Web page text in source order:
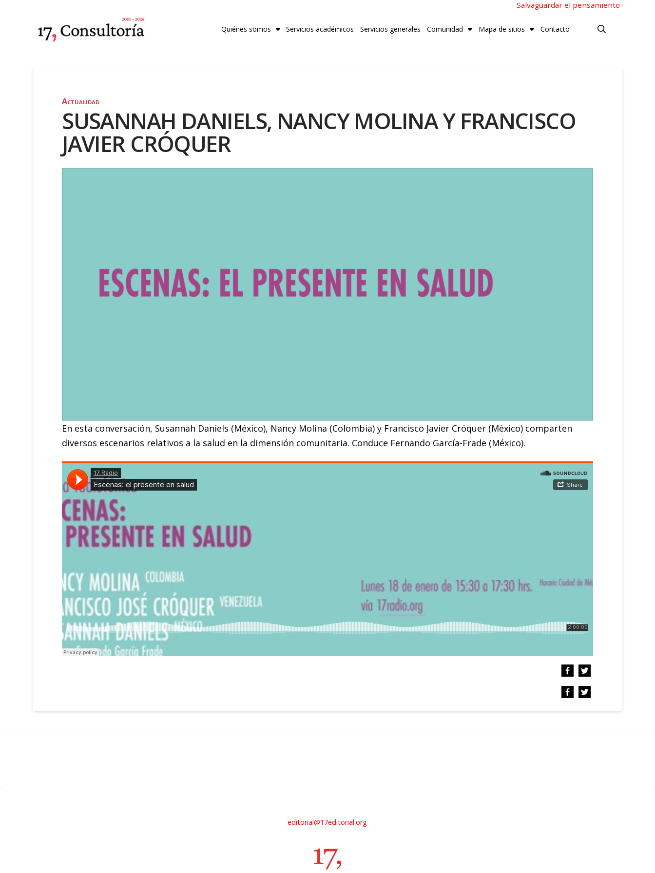
Salvaguardar el pensamiento
Quiénes somos Servicios académicos Servicios generales Comunidad Mapa de sitios Contacto
Actualidad
SUSANNAH DANIELS, NANCY MOLINA Y FRANCISCO
JAVIER CRÓQUER
En esta conversación, Susannah Daniels (México), Nancy Molina (Colombia) y Francisco Javier Cróquer (México) comparten
diversos escenarios relativos a la salud en la dimensión comunitaria. Conduce Fernando García-Frade (México).
editorial@17editorial.org